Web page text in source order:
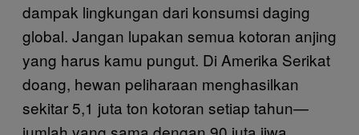
dampak lingkungan dari konsumsi daging
global. Jangan lupakan semua kotoran anjing
yang harus kamu pungut. Di Amerika Serikat
doang, hewan peliharaan menghasilkan
sekitar 5,1 juta ton kotoran setiap tahun—